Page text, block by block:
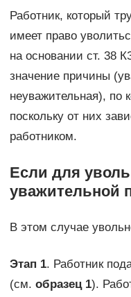
Работник, который
имеет право
на основании ст. 38
значение причины
неуважительная), по
поскольку от них
работником.
Если для
уважительной
В этом случае
Этап 1. Работник
(см. образец 1).